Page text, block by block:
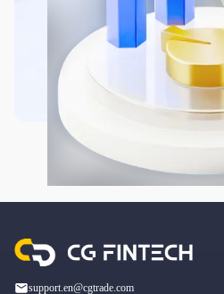
support.en@cgtrade.com